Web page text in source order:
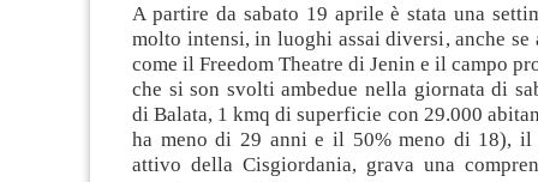
A partire da sabato 19 aprile è stata una
molto intensi, in luoghi assai diversi, anche se
come il Freedom Theatre di Jenin e il campo
che si son svolti ambedue nella giornata di
di Balata, 1 kmq di superficie con 29.000
ha meno di 29 anni e il 50% meno di 18), il
attivo della Cisgiordania, grava una